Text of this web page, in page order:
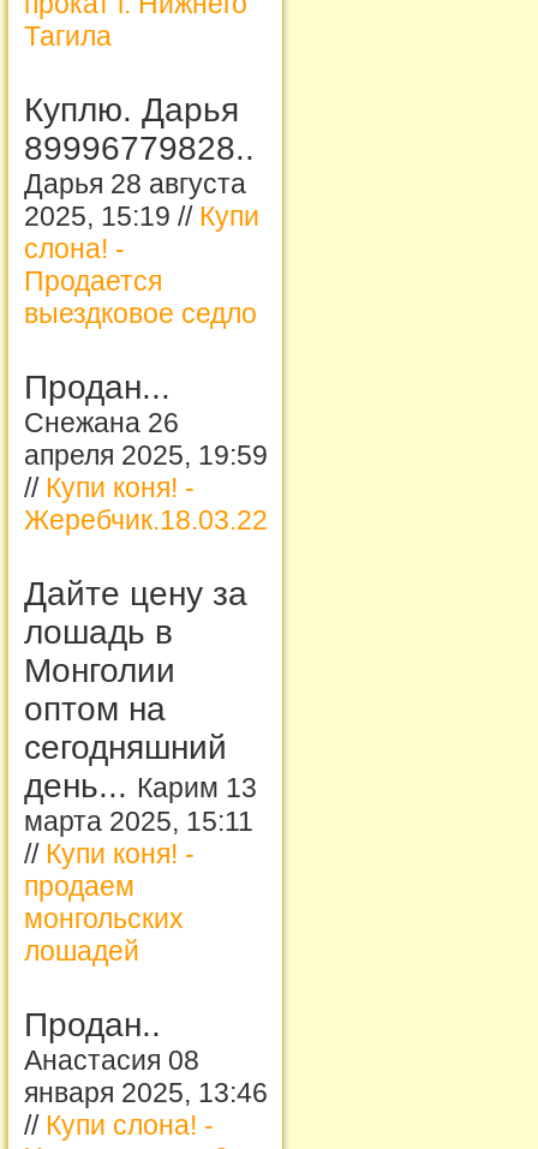
Тагила
Куплю. Дарья
89996779828..
Дарья 28 августа
2025, 15:19 // Купи
слона! -
Продается
выездковое седло
Продан...
Снежана 26
апреля 2025, 19:59
// Купи коня! -
Жеребчик.18.03.22
Дайте цену за
лошадь в
Монголии
оптом на
сегодняшний
день... Карим 13
марта 2025, 15:11
// Купи коня! -
продаем
монгольских
лошадей
Продан..
Анастасия 08
января 2025, 13:46
// Купи слона! -